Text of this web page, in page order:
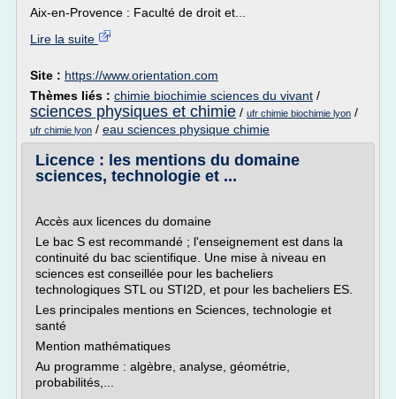
Aix-en-Provence : Faculté de droit et...
Lire la suite
Site : https://www.orientation.com
Thèmes liés : chimie biochimie sciences du vivant /
sciences physiques et chimie / ufr chimie biochimie lyon /
ufr chimie lyon / eau sciences physique chimie
Licence : les mentions du domaine
sciences, technologie et ...
Accès aux licences du domaine
Le bac S est recommandé ; l'enseignement est dans la
continuité du bac scientifique. Une mise à niveau en
sciences est conseillée pour les bacheliers
technologiques STL ou STI2D, et pour les bacheliers ES.
Les principales mentions en Sciences, technologie et
santé
Mention mathématiques
Au programme : algèbre, analyse, géométrie,
probabilités,...